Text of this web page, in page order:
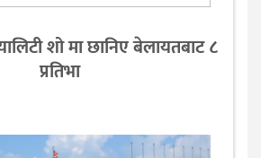
शो मा छानिए बेलायतबाट ८
प्रतिभा